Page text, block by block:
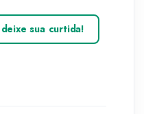
deixe sua curtida!